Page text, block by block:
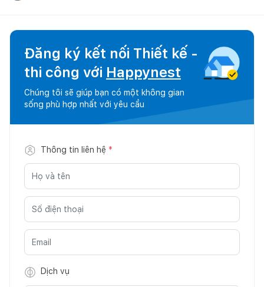
Đăng ký kết nối Thiết kế -
thi công với Happynest
Chúng tôi sẽ giúp bạn có một không gian
sống phù hợp nhất với yêu cầu
Thông tin liên hệ *
Dịch vụ